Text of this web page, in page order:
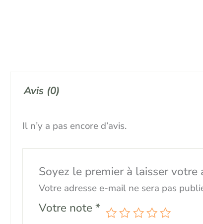
Avis (0)
Il n’y a pas encore d’avis.
Soyez le premier à laisser votre
Votre adresse e-mail ne sera pas
Votre note *